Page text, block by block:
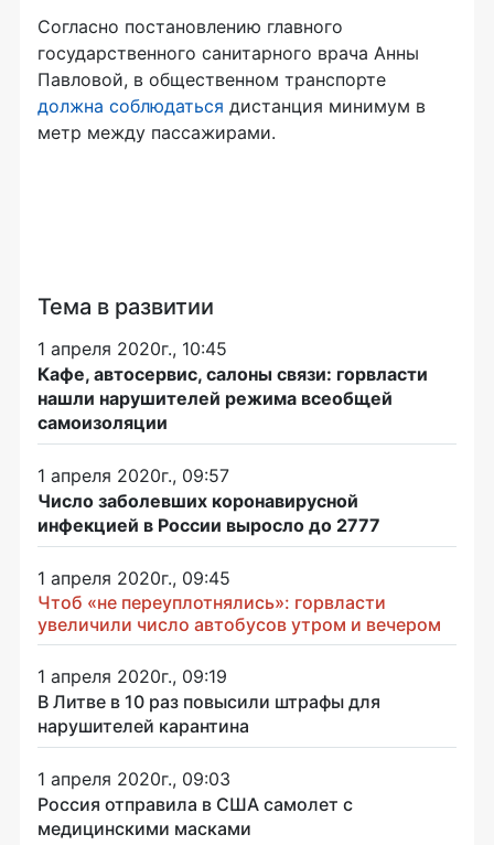
Согласно постановлению главного
государственного санитарного врача Анны
Павловой, в общественном транспорте
должна соблюдаться дистанция минимум в
метр между пассажирами.
Тема в развитии
1 апреля 2020г., 10:45
Кафе, автосервис, салоны связи: горвласти
нашли нарушителей режима всеобщей
самоизоляции
1 апреля 2020г., 09:57
Число заболевших коронавирусной
инфекцией в России выросло до 2777
1 апреля 2020г., 09:45
Чтоб «не переуплотнялись»: горвласти
увеличили число автобусов утром и вечером
1 апреля 2020г., 09:19
В Литве в 10 раз повысили штрафы для
нарушителей карантина
1 апреля 2020г., 09:03
Россия отправила в США самолет с
медицинскими масками